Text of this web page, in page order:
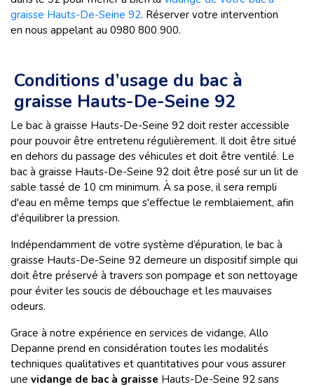
graisse Hauts-De-Seine 92. Réserver votre intervention
en nous appelant au 0980 800 900.
Conditions d’usage du bac à
graisse Hauts-De-Seine 92
Le bac à graisse Hauts-De-Seine 92 doit rester accessible
pour pouvoir être entretenu régulièrement. Il doit être situé
en dehors du passage des véhicules et doit être ventilé. Le
bac à graisse Hauts-De-Seine 92 doit être posé sur un lit de
sable tassé de 10 cm minimum. À sa pose, il sera rempli
d'eau en même temps que s'effectue le remblaiement, afin
d'équilibrer la pression.
Indépendamment de votre système d’épuration, le bac à
graisse Hauts-De-Seine 92 demeure un dispositif simple qui
doit être préservé à travers son pompage et son nettoyage
pour éviter les soucis de débouchage et les mauvaises
odeurs.
Grace à notre expérience en services de vidange, Allo
Depanne prend en considération toutes les modalités
techniques qualitatives et quantitatives pour vous assurer
une vidange de bac à graisse Hauts-De-Seine 92 sans